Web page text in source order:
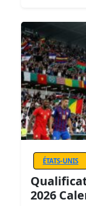
ÉTATS-UNIS
2026